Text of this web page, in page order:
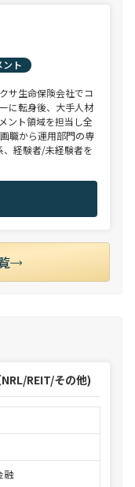
ント
サ生命保険会社でコ
に転身後、大手人材
ント領域を担当し全
職から運用部門の専
、経験者/未経験者を
REIT/その他)
融